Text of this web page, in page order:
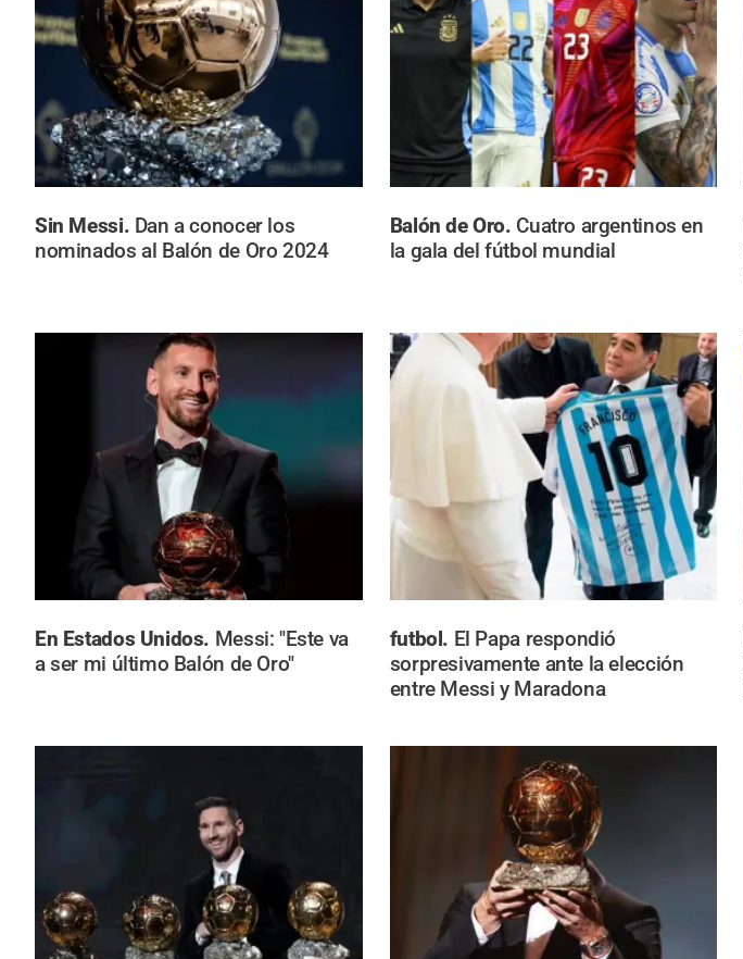
Sin Messi. Dan a conocer los
nominados al Balón de Oro 2024
Balón de Oro. Cuatro argentinos en
la gala del fútbol mundial
En Estados Unidos. Messi: "Este va
a ser mi último Balón de Oro"
futbol. El Papa respondió
sorpresivamente ante la elección
entre Messi y Maradona